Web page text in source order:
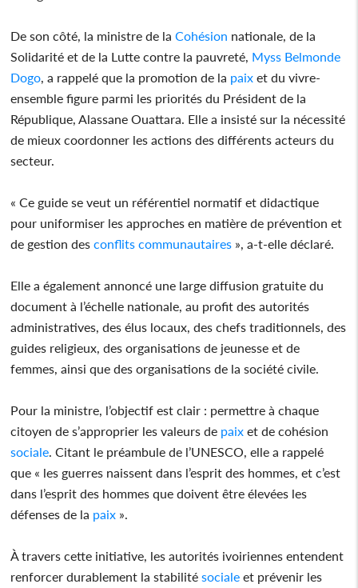
De son côté, la ministre de laCohésion nationale, de la
Solidarité et de la Lutte contre la pauvreté, Myss Belmonde
Dogo , a rappelé que la promotion de la paix et du vivre-
ensemble figure parmi les priorités du Président de la
République, Alassane Ouattara. Elle a insisté sur la nécessité
de mieux coordonner les actions des différents acteurs du
secteur.
« Ce guide se veut un référentiel normatif et didactique
pour uniformiser les approches en matière de prévention et
de gestion des conflits communautaires », a-t-elle déclaré.
Elle a également annoncé une large diffusion gratuite du
document à l’échelle nationale, au profit des autorités
administratives, des élus locaux, des chefs traditionnels, des
guides religieux, des organisations de jeunesse et de
femmes, ainsi que des organisations de la société civile.
Pour la ministre, l’objectif est clair : permettre à chaque
citoyen de s’approprier les valeurs de paix et de cohésion
sociale . Citant le préambule de l’UNESCO, elle a rappelé
que « les guerres naissent dans l’esprit des hommes, et c’est
dans l’esprit des hommes que doivent être élevées les
défenses de la paix ».
À travers cette initiative, les autorités ivoiriennes entendent
renforcer durablement la stabilité sociale et prévenir les